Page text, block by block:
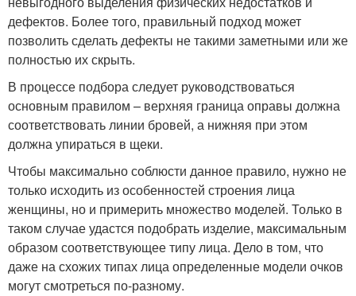
дефектов. Более того, правильный подход может
позволить сделать дефекты не такими заметными или же
полностью их скрыть.
В процессе подбора следует руководствоваться
основным правилом – верхняя граница оправы должна
соответствовать линии бровей, а нижняя при этом
должна упираться в щеки.
Чтобы максимально соблюсти данное правило, нужно не
только исходить из особенностей строения лица
женщины, но и примерить множество моделей. Только в
таком случае удастся подобрать изделие, максимальным
образом соответствующее типу лица. Дело в том, что
даже на схожих типах лица определенные модели очков
могут смотреться по-разному.